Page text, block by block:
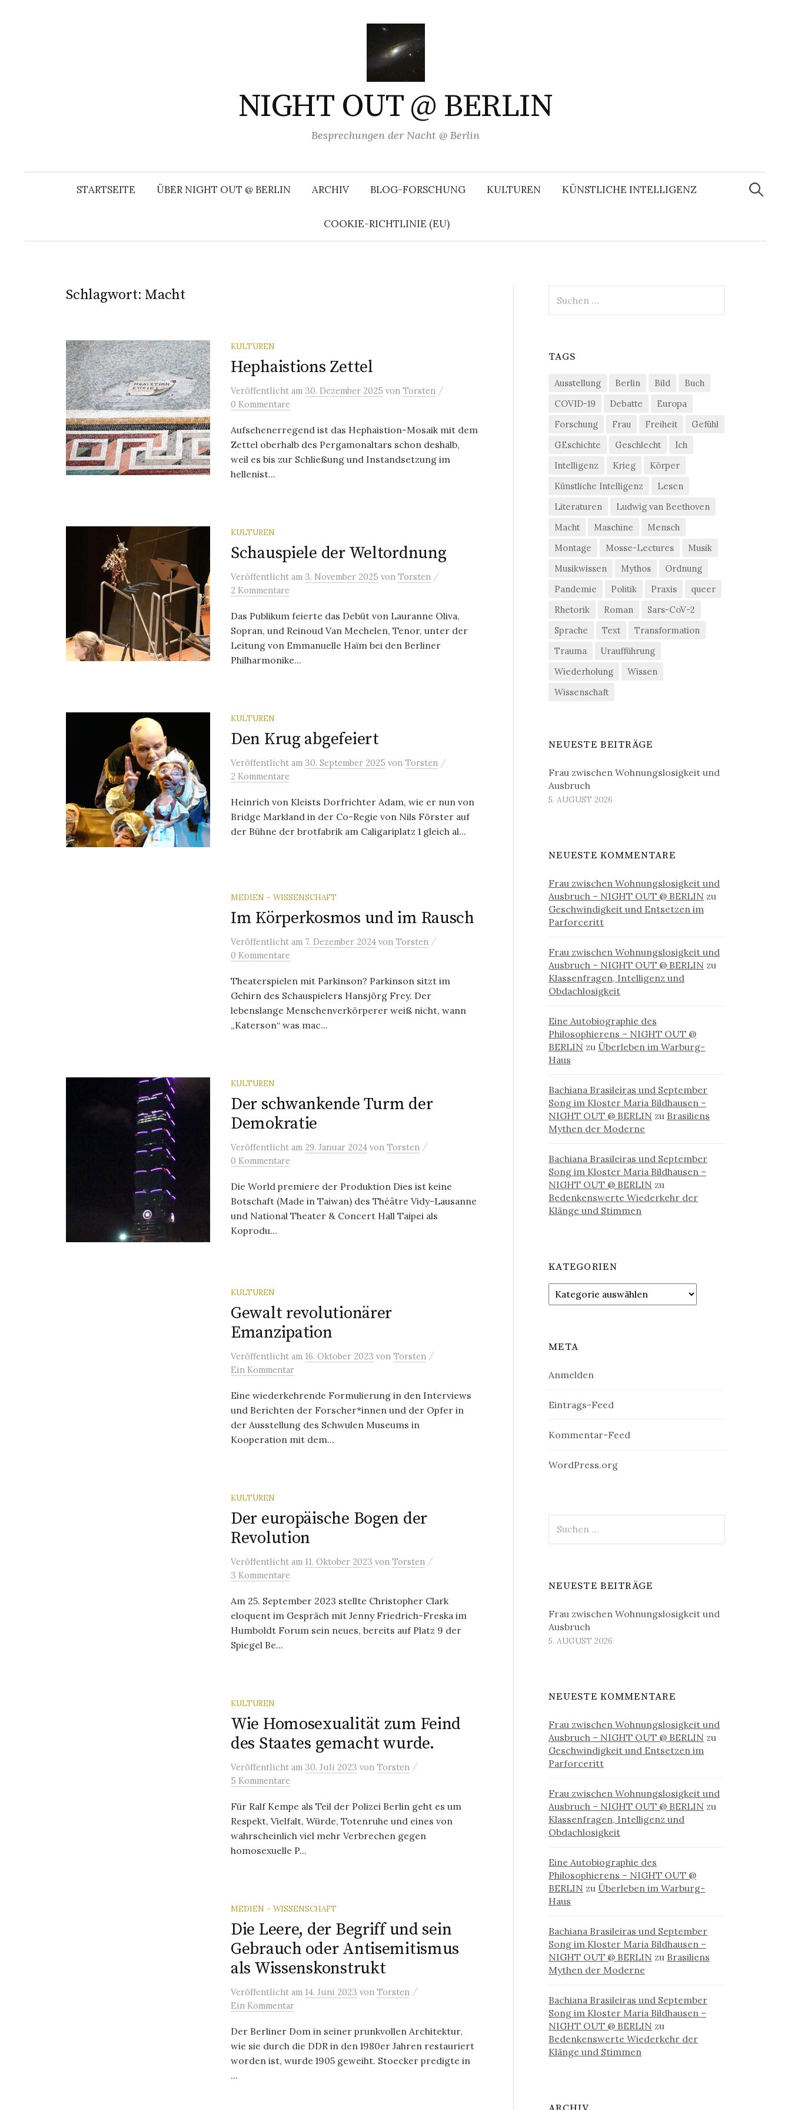
NIGHT OUT @ BERLIN
Besprechungen der Nacht @ Berlin
STARTSEITE ÜBER NIGHT OUT @ BERLIN ARCHIV BLOG-FORSCHUNG KULTUREN KÜNSTLICHE INTELLIGENZ
COOKIE-RICHTLINIE (EU)
Suchen
nach:
Schlagwort: Macht
KULTUREN
Hephaistions Zettel
Veröffentlicht am 30. Dezember 2025 von Torsten /
0 Kommentare
Aufsehenerregend ist das Hephaistion-Mosaik mit dem
Zettel oberhalb des Pergamonaltars schon deshalb,
weil es bis zur Schließung und Instandsetzung im
hellenist...
KULTUREN
Schauspiele der Weltordnung
Veröffentlicht am 3. November 2025 von Torsten /
2 Kommentare
Das Publikum feierte das Debüt von Lauranne Oliva,
Sopran, und Reinoud Van Mechelen, Tenor, unter der
Leitung von Emmanuelle Haϊm bei den Berliner
Philharmonike...
KULTUREN
Den Krug abgefeiert
Veröffentlicht am 30. September 2025 von Torsten /
2 Kommentare
Heinrich von Kleists Dorfrichter Adam, wie er nun von
Bridge Markland in der Co-Regie von Nils Förster auf
der Bühne der brotfabrik am Caligariplatz 1 gleich al...
MEDIEN - WISSENSCHAFT
Im Körperkosmos und im Rausch
Veröffentlicht am 7. Dezember 2024 von Torsten /
0 Kommentare
Theaterspielen mit Parkinson? Parkinson sitzt im
Gehirn des Schauspielers Hansjörg Frey. Der
lebenslange Menschenverkörperer weiß nicht, wann
„Katerson“ was mac...
KULTUREN
Der schwankende Turm der
Demokratie
Veröffentlicht am 29. Januar 2024 von Torsten /
0 Kommentare
Die World premiere der Produktion Dies ist keine
Botschaft (Made in Taiwan) des Théâtre Vidy-Lausanne
und National Theater & Concert Hall Taipei als
Koprodu...
KULTUREN
Gewalt revolutionärer
Emanzipation
Veröffentlicht am 16. Oktober 2023 von Torsten /
Ein Kommentar
Eine wiederkehrende Formulierung in den Interviews
und Berichten der Forscher*innen und der Opfer in
der Ausstellung des Schwulen Museums in
Kooperation mit dem...
KULTUREN
Der europäische Bogen der
Revolution
Veröffentlicht am 11. Oktober 2023 von Torsten /
3 Kommentare
Am 25. September 2023 stellte Christopher Clark
eloquent im Gespräch mit Jenny Friedrich-Freska im
Humboldt Forum sein neues, bereits auf Platz 9 der
Spiegel Be...
KULTUREN
Wie Homosexualität zum Feind
des Staates gemacht wurde.
Veröffentlicht am 30. Juli 2023 von Torsten /
5 Kommentare
Für Ralf Kempe als Teil der Polizei Berlin geht es um
Respekt, Vielfalt, Würde, Totenruhe und eines von
wahrscheinlich viel mehr Verbrechen gegen
homosexuelle P...
MEDIEN - WISSENSCHAFT
Die Leere, der Begriff und sein
Gebrauch oder Antisemitismus
als Wissenskonstrukt
Veröffentlicht am 14. Juni 2023 von Torsten /
Ein Kommentar
Der Berliner Dom in seiner prunkvollen Architektur,
wie sie durch die DDR in den 1980er Jahren restauriert
worden ist, wurde 1905 geweiht. Stoecker predigte in
...
nach:
TAGS
Ausstellung Berlin Bild
Buch
COVID-19
Debatte
Europa
Forschung
Frau Freiheit
Gefühl
GEschichte
Geschlecht
Ich
Intelligenz
Krieg
Körper
Künstliche Intelligenz
Lesen
Literaturen
Ludwig van Beethoven
Macht
Maschine
Mensch
Montage
Mosse-Lectures
Musik
Musikwissen
Mythos
Ordnung
Pandemie
Politik Praxis
queer
Rhetorik
Roman
Sars-CoV-2
Sprache
Text
Transformation
Trauma
Uraufführung
Wiederholung
Wissen
Wissenschaft
NEUESTE BEITRÄGE
Frau zwischen Wohnungslosigkeit und
Ausbruch
5. AUGUST 2026
NEUESTE KOMMENTARE
Frau zwischen Wohnungslosigkeit und
Ausbruch – NIGHT OUT @ BERLIN zu
Geschwindigkeit und Entsetzen im
Parforceritt
Frau zwischen Wohnungslosigkeit und
Ausbruch – NIGHT OUT @ BERLIN zu
Klassenfragen, Intelligenz und
Obdachlosigkeit
Eine Autobiographie des
Philosophierens – NIGHT OUT @
BERLIN zu Überleben im Warburg-
Haus
Bachiana Brasileiras und September
Song im Kloster Maria Bildhausen –
NIGHT OUT @ BERLIN zu Brasiliens
Mythen der Moderne
Bachiana Brasileiras und September
Song im Kloster Maria Bildhausen –
NIGHT OUT @ BERLIN zu
Bedenkenswerte Wiederkehr der
Klänge und Stimmen
KATEGORIEN
Kategorien
META
Anmelden
Eintrags-Feed
Kommentar-Feed
WordPress.org
nach:
NEUESTE BEITRÄGE
Frau zwischen Wohnungslosigkeit und
Ausbruch
5. AUGUST 2026
NEUESTE KOMMENTARE
Frau zwischen Wohnungslosigkeit und
Ausbruch – NIGHT OUT @ BERLIN zu
Geschwindigkeit und Entsetzen im
Parforceritt
Frau zwischen Wohnungslosigkeit und
Ausbruch – NIGHT OUT @ BERLIN zu
Klassenfragen, Intelligenz und
Obdachlosigkeit
Eine Autobiographie des
Philosophierens – NIGHT OUT @
BERLIN zu Überleben im Warburg-
Haus
Bachiana Brasileiras und September
Song im Kloster Maria Bildhausen –
NIGHT OUT @ BERLIN zu Brasiliens
Mythen der Moderne
Bachiana Brasileiras und September
Song im Kloster Maria Bildhausen –
NIGHT OUT @ BERLIN zu
Bedenkenswerte Wiederkehr der
Klänge und Stimmen